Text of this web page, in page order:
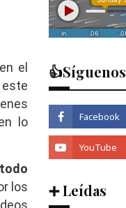
el
lo
los
👍Síguenos
➕ Leídas